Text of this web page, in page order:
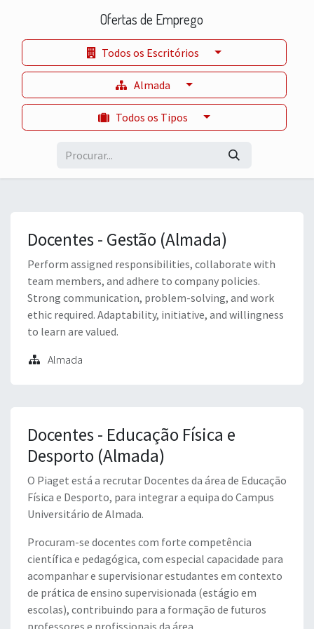
Ofertas de Emprego
Todos os Escritórios
Almada
Todos os Tipos
Docentes - Gestão (Almada)
Perform assigned responsibilities, collaborate with
team members, and adhere to company policies.
Strong communication, problem-solving, and work
ethic required. Adaptability, initiative, and willingness
to learn are valued.
Almada
Docentes - Educação Física e
Desporto (Almada)
O Piaget está a recrutar Docentes da área de Educação
Física e Desporto, para integrar a equipa do Campus
Universitário de Almada.
Procuram-se docentes com forte competência
científica e pedagógica, com especial capacidade para
acompanhar e supervisionar estudantes em contexto
de prática de ensino supervisionada (estágio em
escolas), contribuindo para a formação de futuros
professores e profissionais da área.